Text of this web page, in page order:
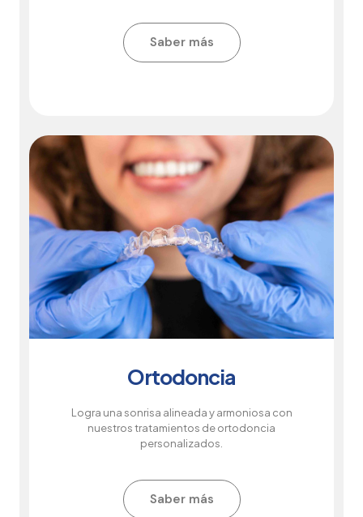
Saber más
Ortodoncia
Logra una sonrisa alineada y armoniosa con
nuestros tratamientos de ortodoncia
personalizados.
Saber más